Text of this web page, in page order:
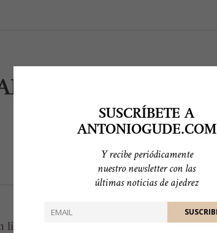
SUSCRÍBETE A
ANTONIOGUDE.COM
Y recibe periódicamente
nuestro newsletter con las
últimas noticias de ajedrez
DE LAS PIEZAS
libro maravilloso. Me gustaría tener un